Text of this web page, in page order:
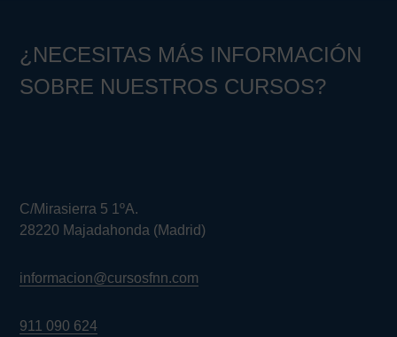
¿NECESITAS MÁS INFORMACIÓN
SOBRE NUESTROS CURSOS?
C/Mirasierra 5 1ºA.
28220 Majadahonda (Madrid)
informacion@cursosfnn.com
911 090 624